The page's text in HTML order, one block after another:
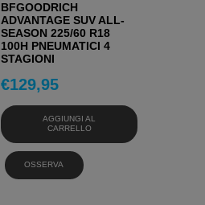
BFGOODRICH
ADVANTAGE SUV ALL-
SEASON 225/60 R18
100H PNEUMATICI 4
STAGIONI
€129,95
AGGIUNGI AL
CARRELLO
OSSERVA